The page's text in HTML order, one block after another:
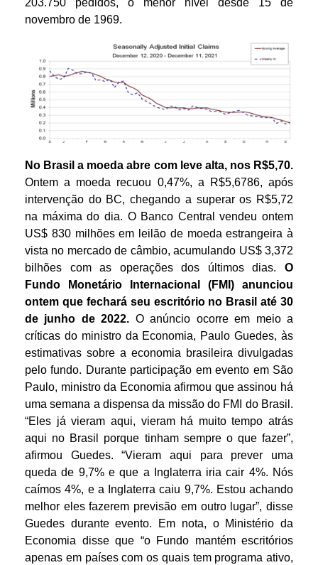
203.750 pedidos, o menor nível desde 15 de
novembro de 1969.
No Brasila moedaabre com leve alta, nos R$5,70.
Ontem a moeda recuou 0,47%, a R$5,6786, após
intervenção do BC, chegando a superar os R$5,72
na máxima do dia. O Banco Central vendeu ontem
US$ 830 milhões em leilão de moeda estrangeira à
vista no mercado de câmbio, acumulando US$ 3,372
bilhões com as operações dos últimos dias. O
Fundo Monetário Internacional (FMI) anunciou
ontem que fechará seu escritório no Brasil até 30
de junho de 2022. O anúncio ocorre em meio a
críticas do ministro da Economia, Paulo Guedes, às
estimativas sobre a economia brasileira divulgadas
pelo fundo. Durante participação em evento em São
Paulo, ministro da Economia afirmou que assinou há
uma semana a dispensa da missão do FMI do Brasil.
“Eles já vieram aqui, vieram há muito tempo atrás
aqui no Brasil porque tinham sempre o que fazer”,
afirmou Guedes. “Vieram aqui para prever uma
queda de 9,7% e que a Inglaterra iria cair 4%. Nós
caímos 4%, e a Inglaterra caiu 9,7%. Estou achando
melhor eles fazerem previsão em outro lugar”, disse
Guedes durante evento. Em nota, o Ministério da
Economia disse que “o Fundo mantém escritórios
apenas em países com os quais tem programa ativo,